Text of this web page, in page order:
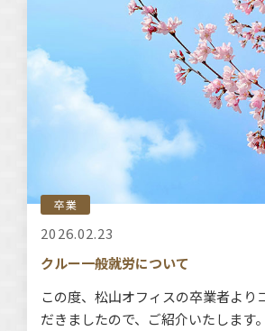
卒業
2026.02.23
クルー一般就労について
この度、松山オフィスの卒業者より
だきましたので、ご紹介いたします。